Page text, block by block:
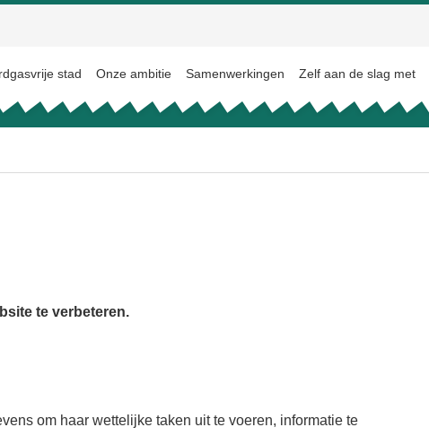
stad Onze ambitie Samenwerkingen Zelf aan de slag met
te verbeteren.
om haar wettelijke taken uit te voeren, informatie te